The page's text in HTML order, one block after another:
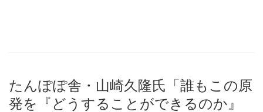
たんぽぽ舎・山崎久隆氏「誰もこの原
発を『どうすることができるのか』